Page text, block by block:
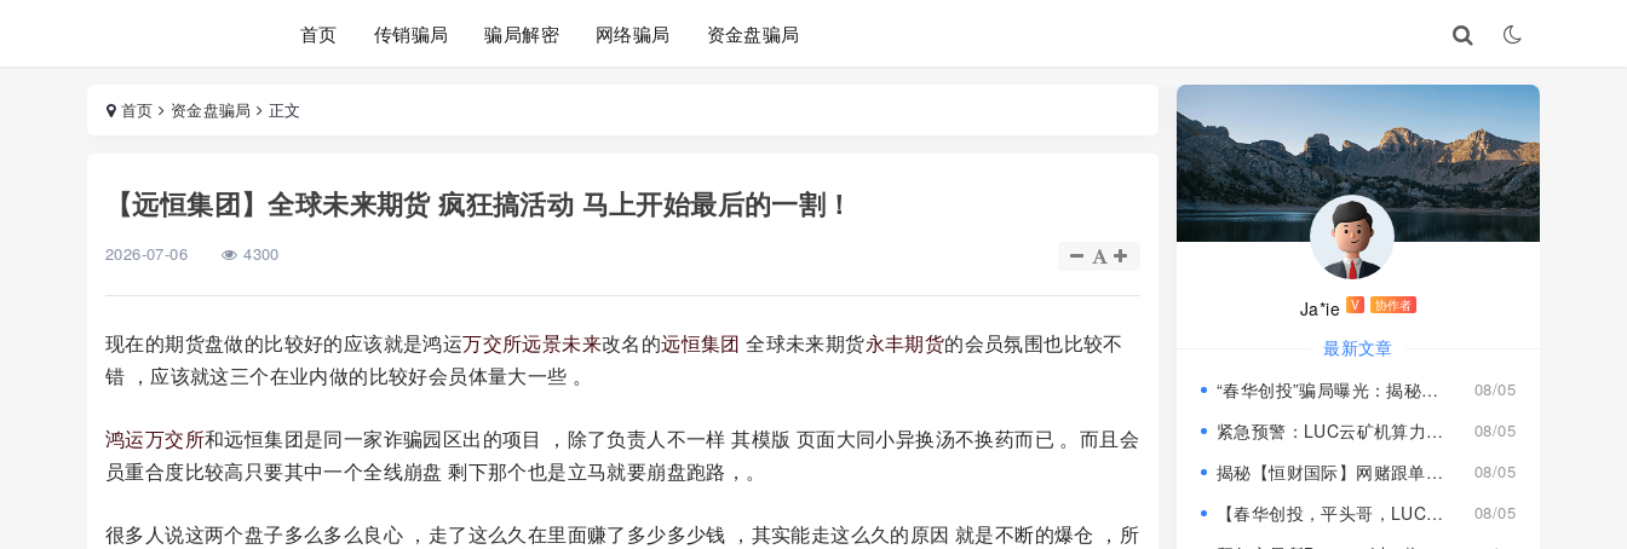
首页 传销骗局 骗局解密 网络骗局 资金盘骗局
首页 资金盘骗局 正文
【远恒集团】全球未来期货 疯狂搞活动 马上开始最后的一割！
2026-07-06 4300
现在的期货盘做的比较好的应该就是鸿运万交所远景未来改名的远恒集团 全球未来期货永丰期货的会员氛围也比较不
错 ，应该就这三个在业内做的比较好会员体量大一些 。
鸿运万交所和远恒集团是同一家诈骗园区出的项目 ，除了负责人不一样 其模版 页面大同小异换汤不换药而已 。而且会
员重合度比较高只要其中一个全线崩盘 剩下那个也是立马就要崩盘跑路，。
很多人说这两个盘子多么多么良心 ，走了这么久在里面赚了多少多少钱 ，其实能走这么久的原因 就是不断的爆仓 ，所
Ja*ie V 协作者
最新文章
“春华创投”骗局曝光：揭秘项目盘的欺诈手法!
08/05
紧急预警：LUC云矿机算力项目风险激增，高额挖矿收益背后全是套路 08/05
揭秘【恒财国际】网赌跟单盘深度风险预警！ 08/05
【春华创投，平头哥，LUC永久矿机】这3个项目都是骗局！已经收割，速度撤离！ 08/05